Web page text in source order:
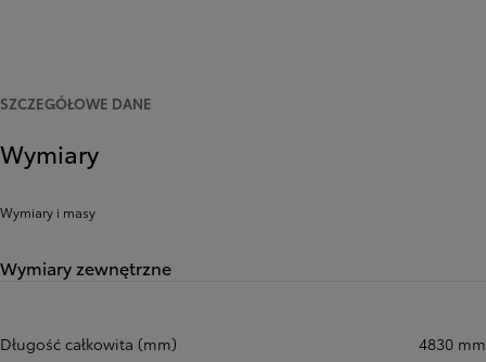
SZCZEGÓŁOWE DANE
Wymiary
Wymiary i masy
Wymiary zewnętrzne
Długość całkowita (mm) 4830 mm